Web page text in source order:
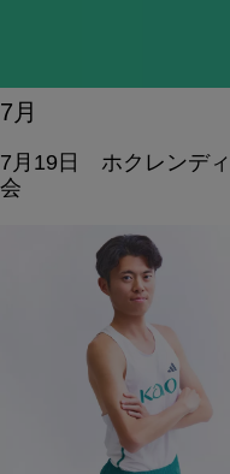
7月
7月19日 ホクレンデ
会